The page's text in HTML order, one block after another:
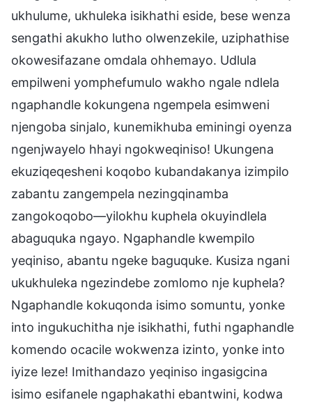
ukhulume, ukhuleka isikhathi eside, bese wenza
sengathi akukho lutho olwenzekile, uziphathise
okowesifazane omdala ohhemayo. Udlula
empilweni yomphefumulo wakho ngale ndlela
ngaphandle kokungena ngempela esimweni
njengoba sinjalo, kunemikhuba eminingi oyenza
ngenjwayelo hhayi ngokweqiniso! Ukungena
ekuziqeqesheni koqobo kubandakanya izimpilo
zabantu zangempela nezingqinamba
zangokoqobo—yilokhu kuphela okuyindlela
abaguquka ngayo. Ngaphandle kwempilo
yeqiniso, abantu ngeke baguquke. Kusiza ngani
ukukhuleka ngezindebe zomlomo nje kuphela?
Ngaphandle kokuqonda isimo somuntu, yonke
into ingukuchitha nje isikhathi, futhi ngaphandle
komendo ocacile wokwenza izinto, yonke into
iyize leze! Imithandazo yeqiniso ingasigcina
isimo esifanele ngaphakathi ebantwini, kodwa